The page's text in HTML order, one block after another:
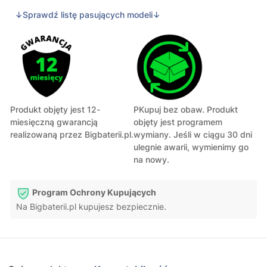
↓Sprawdź listę pasujących modeli↓
Produkt objęty jest 12-
miesięczną gwarancją
realizowaną przez Bigbaterii.pl.
PKupuj bez obaw. Produkt
objęty jest programem
wymiany. Jeśli w ciągu 30 dni
ulegnie awarii, wymienimy go
na nowy.
Program Ochrony Kupujących
Na Bigbaterii.pl kupujesz bezpiecznie.